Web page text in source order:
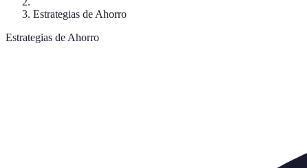
Estrategias de Ahorro
Estrategias de Ahorro